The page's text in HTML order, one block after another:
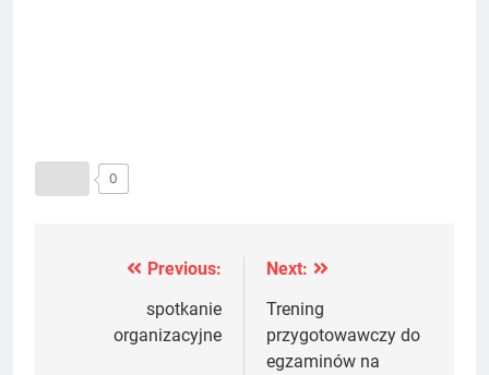
0
NawigacjaPrevious:
spotkanie
organizacyjne
Next:
Trening
przygotowawczy do
egzaminów na